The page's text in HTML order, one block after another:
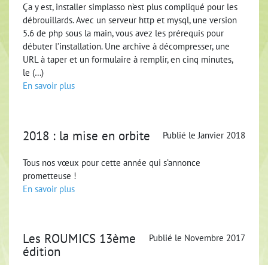
Ça y est, installer simplasso n’est plus compliqué pour les
débrouillards. Avec un serveur http et mysql, une version
5.6 de php sous la main, vous avez les prérequis pour
débuter l’installation. Une archive à décompresser, une
URL à taper et un formulaire à remplir, en cinq minutes,
le (…)
En savoir plus
Publié le Janvier 2018
2018 : la mise en orbite
Tous nos vœux pour cette année qui s’annonce
prometteuse !
En savoir plus
Publié le Novembre 2017
Les ROUMICS 13ème
édition